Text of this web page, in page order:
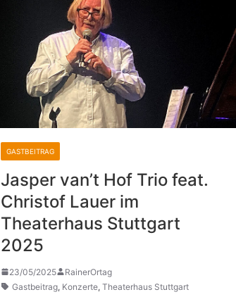
GASTBEITRAG
Jasper van’t Hof Trio feat.
Christof Lauer im
Theaterhaus Stuttgart
2025
23/05/2025
RainerOrtag
Gastbeitrag, Konzerte, Theaterhaus Stuttgart